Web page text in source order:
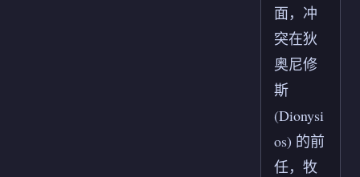
面，冲
突在狄
奥尼修
斯
(Dionysi
os) 的前
任，牧